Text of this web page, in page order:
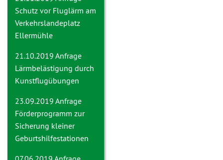
Schutz vor Fluglärm am
Verkehrslandeplatz
Ellermühle
21.10.2019 Anfrage
Lärmbelästigung durch
Kunstflugübungen
23.09.2019 Anfrage
Förderprogramm zur
Sicherung kleiner
Geburtshilfestationen